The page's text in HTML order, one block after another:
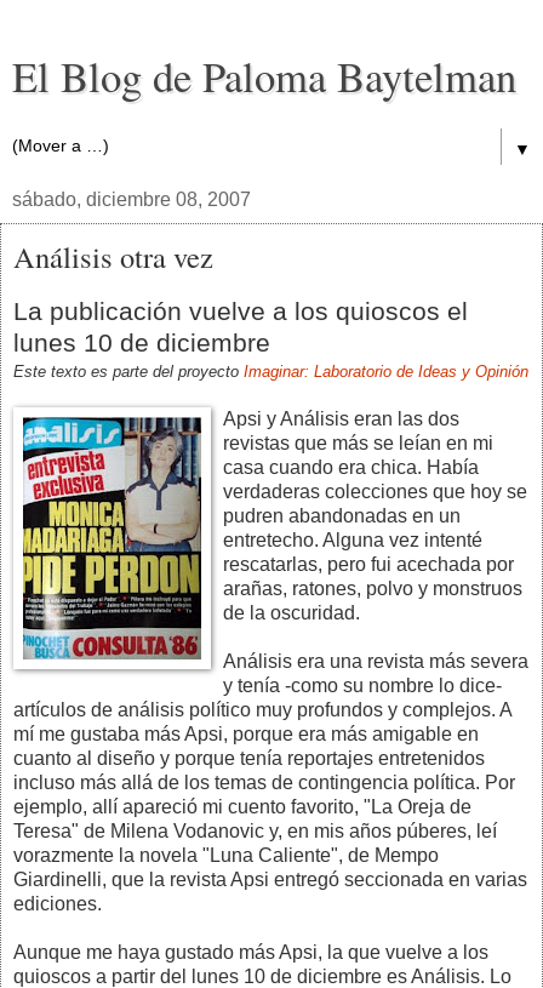
El Blog de Paloma Baytelman
▼
sábado, diciembre 08, 2007
Análisis otra vez
La publicación vuelve a los quioscos el
lunes 10 de diciembre
Este texto es parte del proyecto Imaginar: Laboratorio de Ideas y Opinión
Apsi y Análisis eran las dos
revistas que más se leían en mi
casa cuando era chica. Había
verdaderas colecciones que hoy se
pudren abandonadas en un
entretecho. Alguna vez intenté
rescatarlas, pero fui acechada por
arañas, ratones, polvo y monstruos
de la oscuridad.
Análisis era una revista más severa
y tenía -como su nombre lo dice-
artículos de análisis político muy profundos y complejos. A
mí me gustaba más Apsi, porque era más amigable en
cuanto al diseño y porque tenía reportajes entretenidos
incluso más allá de los temas de contingencia política. Por
ejemplo, allí apareció mi cuento favorito, "La Oreja de
Teresa" de Milena Vodanovic y, en mis años púberes, leí
vorazmente la novela "Luna Caliente", de Mempo
Giardinelli, que la revista Apsi entregó seccionada en varias
ediciones.
Aunque me haya gustado más Apsi, la que vuelve a los
quioscos a partir del lunes 10 de diciembre es Análisis. Lo